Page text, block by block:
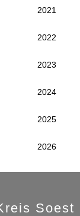
2021
2022
2023
2024
2025
2026
Soest